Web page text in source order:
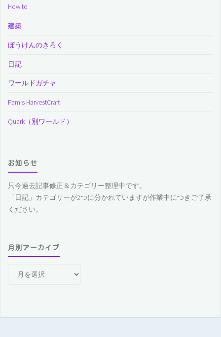
How to
建築
ぼうけんのきろく
日記
ワールドガチャ
Pam's HarvestCraft
Quark（別ワールド）
お知らせ
只今過去記事修正＆カテゴリー整理中です。
「日記」カテゴリーが2つに分かれていますが作業中につきご了承
ください。
月別アーカイブ
カ